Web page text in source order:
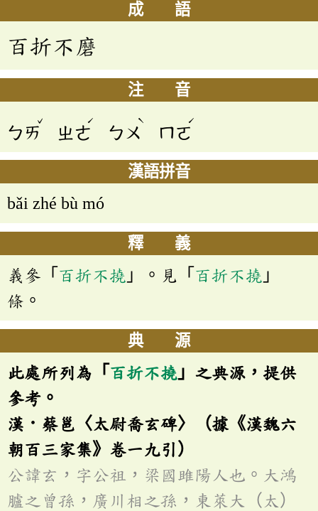
成 語
百折不磨
注 音
ㄅㄞ
ˇ
ㄓㄜ
ˊ
ㄅㄨ
ˋ
ㄇㄛ
ˊ
漢語拼音
bǎi zhé bù mó
釋 義
義參「 百折不撓 」。見「 百折不撓 」
條。
典 源
此處所列為「 百折不撓 」之典源，提供
參考。
漢．蔡邕〈太尉喬玄碑〉（據《漢魏六
朝百三家集》卷一九引）
公諱玄，字公祖，梁國雎陽人也。大鴻
臚之曾孫，廣川相之孫，東萊大（太）